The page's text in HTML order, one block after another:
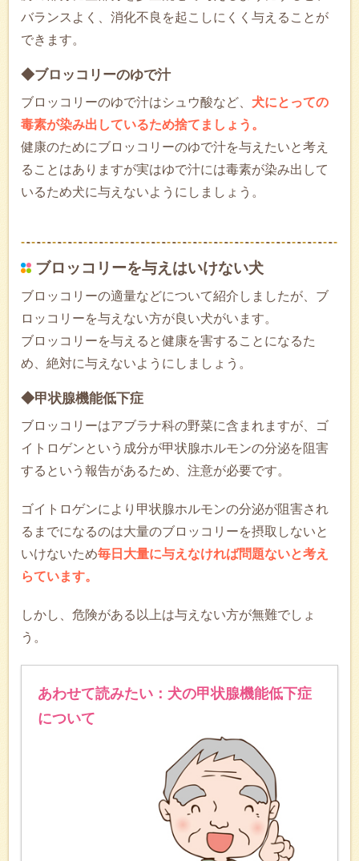
バランスよく、消化不良を起こしにくく与えることが
できます。
◆ブロッコリーのゆで汁
ブロッコリーのゆで汁はシュウ酸など、 犬にとっての
毒素が染み出しているため捨てましょう。
健康のためにブロッコリーのゆで汁を与えたいと考え
ることはありますが実はゆで汁には毒素が染み出して
いるため犬に与えないようにしましょう。
ブロッコリーを与えはいけない犬
ブロッコリーの適量などについて紹介しましたが、ブ
ロッコリーを与えない方が良い犬がいます。
ブロッコリーを与えると健康を害することになるた
め、絶対に与えないようにしましょう。
◆甲状腺機能低下症
ブロッコリーはアブラナ科の野菜に含まれますが、ゴ
イトロゲンという成分が甲状腺ホルモンの分泌を阻害
するという報告があるため、注意が必要です。
ゴイトロゲンにより甲状腺ホルモンの分泌が阻害され
るまでになるのは大量のブロッコリーを摂取しないと
いけないため毎日大量に与えなければ問題ないと考え
らています。
しかし、危険がある以上は与えない方が無難でしょ
う。
あわせて読みたい：犬の甲状腺機能低下症
について